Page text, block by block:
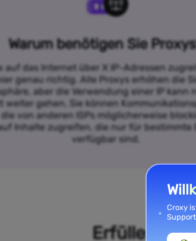
Warum benötigen Sie
auf das Internet über X IP-Adressen
genau richtig. Alle Proxys erhöhen die
aber die Verwendung einer IP kann
weiter gehen. Sie können
von anderen ISPs möglicherweise
Inhalte zugreifen, die nur für bestimmte
verfügbar sind.
Erfüllen Sie
Croxy